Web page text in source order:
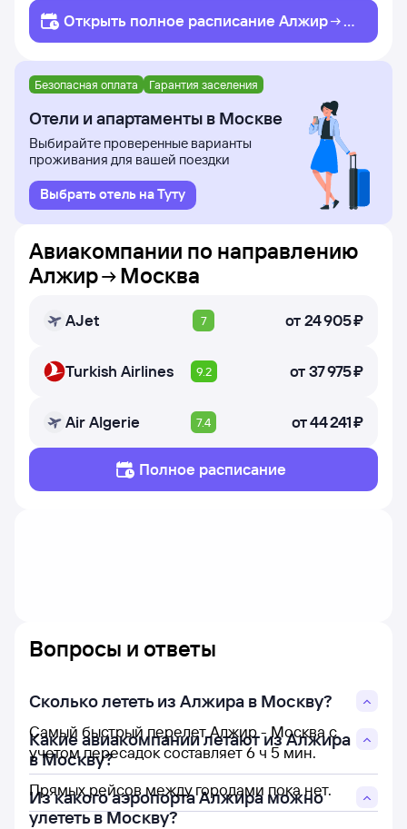
Открыть полное расписание Алжир
М
осква
Безопасная оплата Гарантия заселения
Отели и апартаменты в Москве
Выбирайте проверенные варианты
проживания для вашей поездки
Выбрать отель на Туту
Авиакомпании по направлению
Алжир
Москва
AJet 7 от24 ⁠905 ⁠₽
Turkish Airlines 9.2 от37 ⁠975 ⁠₽
Air Algerie 7.4 от44 ⁠241 ⁠₽
Полное расписание
Вопросы и ответы
Сколько лететь из Алжира в Москву?
Самый быстрый перелет Алжир - Москва с
учетом пересадок составляет 6 ч 5 мин.
Какие авиакомпании летают из Алжира
в Москву?
Прямых рейсов между городами пока нет.
Из какого аэропорта Алжира можно
улететь в Москву?